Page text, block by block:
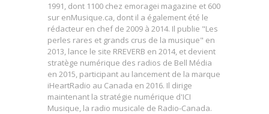
1991, dont 1100 chez emoragei magazine et 600
sur enMusique.ca, dont il a également été le
rédacteur en chef de 2009 à 2014. Il publie "Les
perles rares et grands crus de la musique" en
2013, lance le site RREVERB en 2014, et devient
stratège numérique des radios de Bell Média
en 2015, participant au lancement de la marque
iHeartRadio au Canada en 2016. Il dirige
maintenant la stratégie numérique d'ICI
Musique, la radio musicale de Radio-Canada.